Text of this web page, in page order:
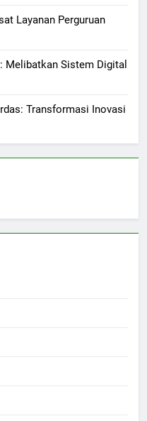
Layanan Perguruan
Melibatkan Sistem Digital
Transformasi Inovasi